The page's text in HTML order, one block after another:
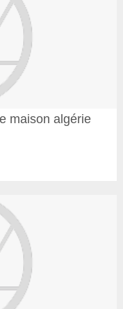
maison algérie